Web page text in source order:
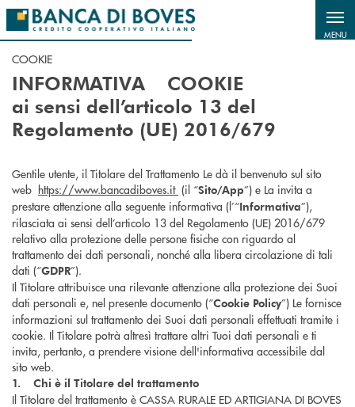
Salta al contenuto principale
MENU
COOKIE
INFORMATIVA COOKIE
ai sensi dell’articolo 13 del
Regolamento (UE) 2016/679
Gentile utente, il Titolare del Trattamento Le dà il benvenuto sul sito
web https://www.bancadiboves.it (il “Sito/App”) e La invita a
prestare attenzione alla seguente informativa (l’“Informativa”),
rilasciata ai sensi dell’articolo 13 del Regolamento (UE) 2016/679
relativo alla protezione delle persone fisiche con riguardo al
trattamento dei dati personali, nonché alla libera circolazione di tali
dati (“GDPR”).
Il Titolare attribuisce una rilevante attenzione alla protezione dei Suoi
dati personali e, nel presente documento (“Cookie Policy”) Le fornisce
informazioni sul trattamento dei Suoi dati personali effettuati tramite i
cookie. Il Titolare potrà altresì trattare altri Tuoi dati personali e ti
invita, pertanto, a prendere visione dell'informativa accessibile dal
sito web.
1. Chi è il Titolare del trattamento
Il Titolare del trattamento è CASSA RURALE ED ARTIGIANA DI BOVES